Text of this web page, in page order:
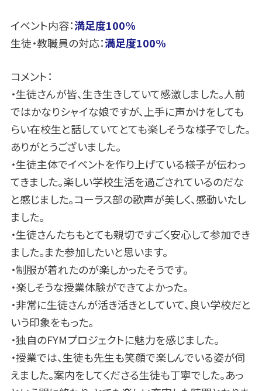
イベント内容：満足度100%
生徒・教職員の対応：満足度100%
コメント：
・生徒さんが皆、生き生きしていて感激しました。人前
ではかなりシャイな娘ですが、上手に声かけをしても
らい在校生と話していてとても楽しそうな様子でした。
ありがとうございました。
・生徒主体でイベントを作り上げている様子が伝わっ
てきました。楽しい学校生活を過ごされているのだな
と感じました。コーラス部の歌声が美しく、感動いたし
ました。
・生徒さんたちもとても親切ですごく安心して参加でき
ました。また参加したいと思います。
・制服が着れたのが楽しかったそうです。
・楽しそうな授業体験ができてよかった。
・非常に生徒さんが活き活きとしていて、良い学校だと
いう印象をもった。
・独自のFYMプロジェクトに魅力を感じました。
・授業では、生徒も先生も笑顔で楽しんでいる姿が伺
えました。案内をしてくださる生徒も丁寧でした。あっ